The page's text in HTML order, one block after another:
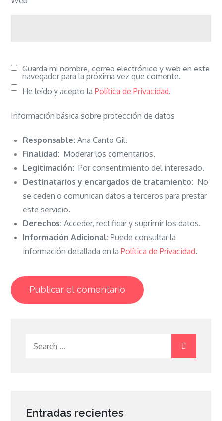
Guarda mi nombre, correo electrónico y web en este
navegador para la próxima vez que comente.
He leído y acepto laPolítica de Privacidad.
Información básica sobre protección de datos
Responsable: Ana Canto Gil.
Finalidad: Moderar los comentarios.
Legitimación: Por consentimiento del interesado.
Destinatarios y encargados de tratamiento: No
se ceden o comunican datos a terceros para prestar
este servicio.
Derechos: Acceder, rectificar y suprimir los datos.
Información Adicional: Puede consultar la
información detallada en laPolítica de Privacidad.
Entradas recientes